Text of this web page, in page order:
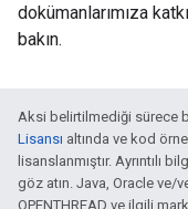
dokümanlarımıza
bakın.
Aksi belirtilmediği sürece
Lisansı altında ve kod
lisanslanmıştır. Ayrıntılı
göz atın. Java, Oracle ve/
OPENTHREAD ve ilgili